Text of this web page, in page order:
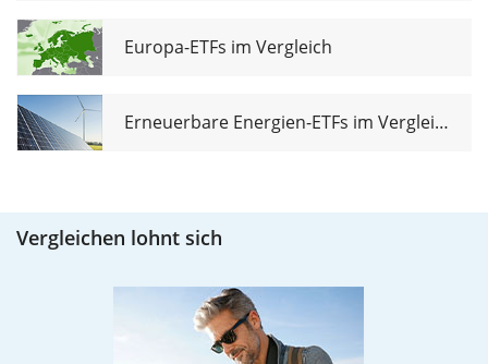
Europa-ETFs im Vergleich
Erneuerbare Energien-ETFs im Vergleich
Vergleichen lohnt sich